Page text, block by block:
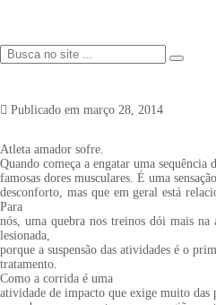
Publicado em março 28, 2014
Atleta amador sofre.
Quando começa a engatar uma sequência
famosas dores musculares. É uma
desconforto, mas que em geral está
Para
nós, uma quebra nos treinos dói mais
lesionada,
porque a suspensão das atividades é o
tratamento.
Como a corrida é uma
atividade de impacto que exige muito das